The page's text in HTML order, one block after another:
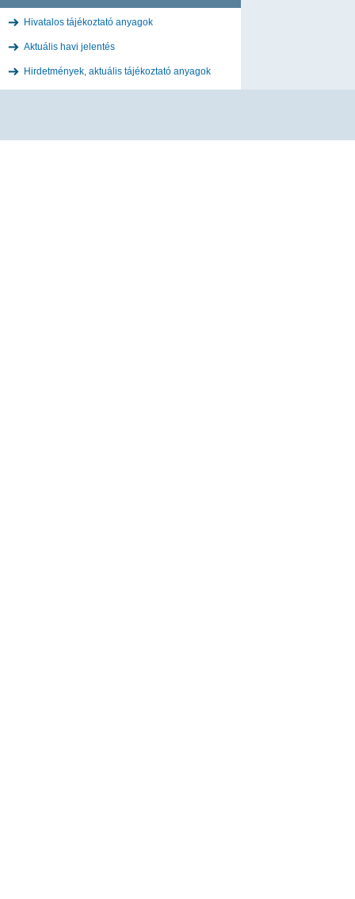
Hivatalos tájékoztató anyagok
Aktuális havi jelentés
Hirdetmények, aktuális tájékoztató anyagok